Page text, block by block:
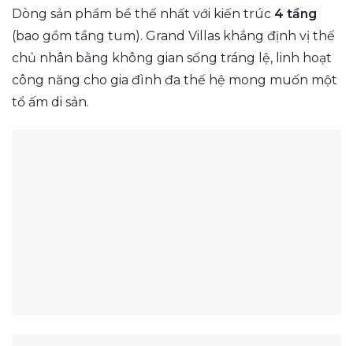
Dòng sản phẩm bề thế nhất với kiến trúc 4 tầng
(bao gồm tầng tum). Grand Villas khẳng định vị thế
chủ nhân bằng không gian sống tráng lệ, linh hoạt
công năng cho gia đình đa thế hệ mong muốn một
tổ ấm di sản.